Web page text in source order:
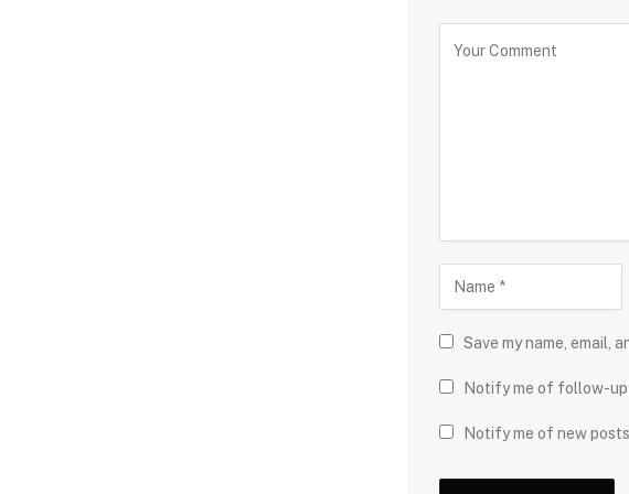
Save my name, email,
Notify me of follow-up
Notify me of new